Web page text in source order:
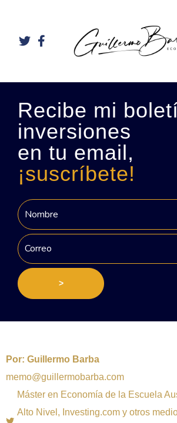
Recibe mi
inversiones
en tu email,
¡suscríbete!
>
Por: Guillermo Barba
memo@guillermobarba.com
Máster en Economía de la Escuela
Alto Nivel, Investing.com y otros